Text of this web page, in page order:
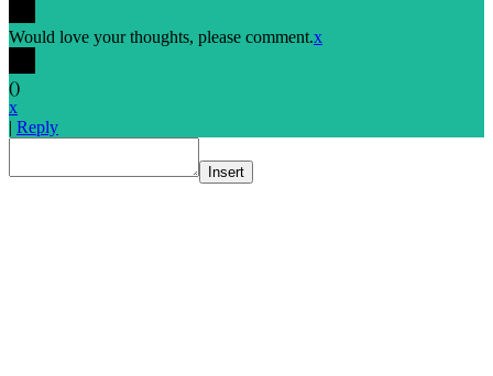
Would love your thoughts, please comment.x
()
x
| Reply
Insert